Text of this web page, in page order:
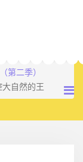
第二季）
自然的王